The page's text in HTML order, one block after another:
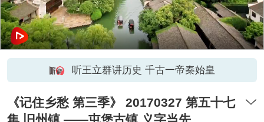
听王立群讲历史 千古一帝秦始皇
《记住乡愁 第三季》 20170327 第五十七